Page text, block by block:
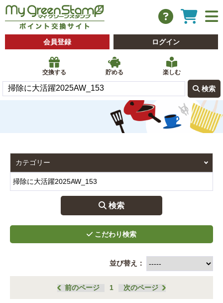
会員登録 ログイン
交換する 貯める 楽しむ
 検索
 検索
並び替え：
前のページ 1 次のページ